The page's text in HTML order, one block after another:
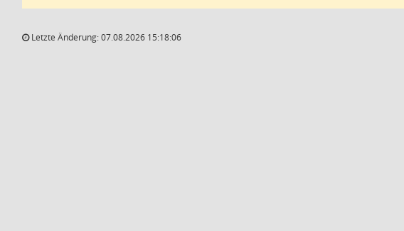
Letzte Änderung: 07.08.2026 15:18:06